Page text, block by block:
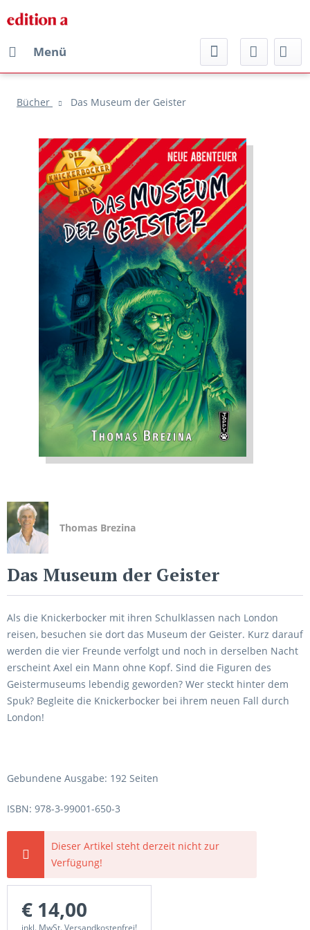
Menü
Bücher Das Museum der Geister
Thomas Brezina
Das Museum der Geister
Als die Knickerbocker mit ihren Schulklassen nach London
reisen, besuchen sie dort das Museum der Geister. Kurz darauf
werden die vier Freunde verfolgt und noch in derselben Nacht
erscheint Axel ein Mann ohne Kopf. Sind die Figuren des
Geistermuseums lebendig geworden? Wer steckt hinter dem
Spuk? Begleite die Knickerbocker bei ihrem neuen Fall durch
London!
Gebundene Ausgabe: 192 Seiten
ISBN: 978-3-99001-650-3
Dieser Artikel steht derzeit nicht zur
Verfügung!
€ 14,00